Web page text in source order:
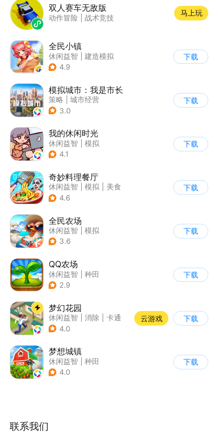
双人赛车无敌版
动作冒险 战术竞技
马上玩
全民小镇
休闲益智
建造模拟
| 卡通
4.9
下载
模拟城市：我是市长
策略
城市经营
| 模拟城市
3.0
下载
我的休闲时光
休闲益智
模拟
4.1
下载
奇妙料理餐厅
休闲益智 模拟
美食
| 宝宝巴士
4.6
下载
全民农场
休闲益智
模拟
| 田园生活
3.6
下载
QQ农场
休闲益智
种田
| 田园生活
2.9
下载
梦幻花园
休闲益智 消除
卡通
| 创梦天地
4.0
云游戏 下载
梦想城镇
休闲益智
种田
| 田园生活
4.0
下载
联系我们